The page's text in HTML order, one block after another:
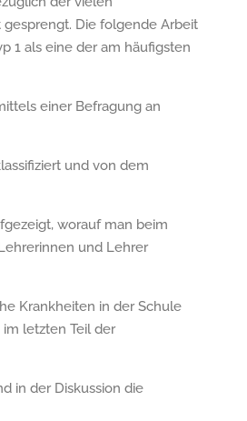
Die folgende Arbeit
1 als eine der am häufigsten
einer Befragung an
und von dem
worauf man beim
und Lehrer
Krankheiten in der Schule
letzten Teil der
in der Diskussion die